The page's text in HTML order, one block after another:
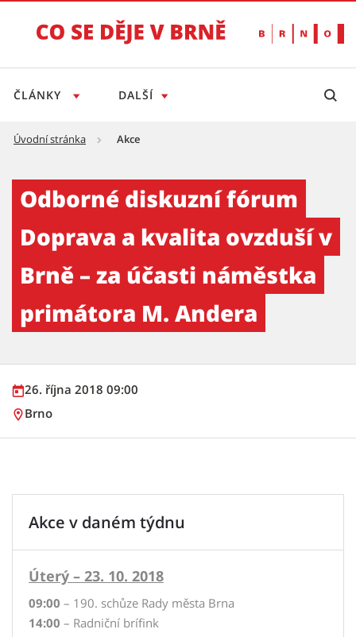
ČLÁNKY DALŠÍ
Úvodní stránka Akce
Odborné diskuzní fórum
Doprava a kvalita ovzduší v
Brně – za účasti náměstka
primátora M. Andera
26. října 2018 09:00
Brno
Akce v daném týdnu
Úterý – 23. 10. 2018
09:00 – 190. schůze Rady města Brna
14:00 – Radniční brífink